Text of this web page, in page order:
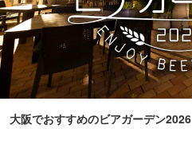
大阪でおすすめのビアガーデン2026